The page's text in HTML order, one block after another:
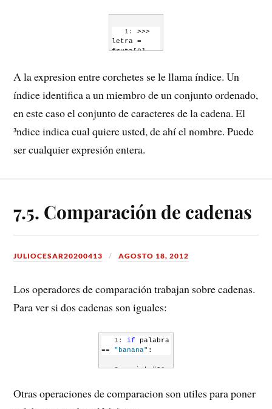
   1:
>>>
letra =
fruta[0]
print letra
   3:
b
A la expresion entre corchetes se le llama índice. Un
índice identifica a un miembro de un conjunto ordenado,
en este caso el conjunto de caracteres de la cadena. El
³ndice indica cual quiere usted, de ahí el nombre. Puede
ser cualquier expresión entera.
7.5. Comparación de cadenas
JULIOCESAR20200413 AGOSTO 18, 2012
Los operadores de comparación trabajan sobre cadenas.
Para ver si dos cadenas son iguales:
   1:
if
palabra
== "banana" :
   2:
print "S³,
Otras operaciones de comparacion son utiles para poner